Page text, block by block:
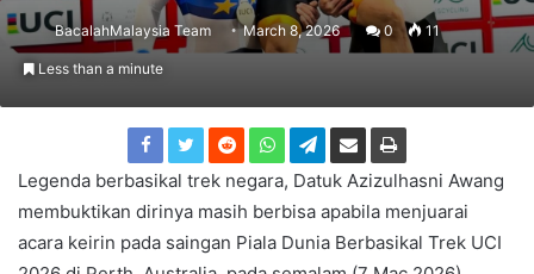
BacalahMalaysia Team March 8, 2026 0 11
Less than a minute
Legenda berbasikal trek negara, Datuk Azizulhasni Awang
membuktikan dirinya masih berbisa apabila menjuarai
acara keirin pada saingan Piala Dunia Berbasikal Trek UCI